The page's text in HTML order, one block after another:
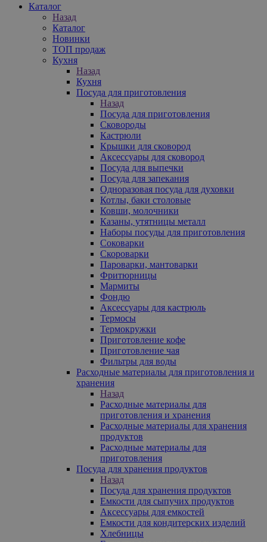
Каталог
Назад
Каталог
Новинки
ТОП продаж
Кухня
Назад
Кухня
Посуда для приготовления
Назад
Посуда для приготовления
Сковороды
Кастрюли
Крышки для сковород
Аксессуары для сковород
Посуда для выпечки
Посуда для запекания
Одноразовая посуда для духовки
Котлы, баки столовые
Ковши, молочники
Казаны, утятницы металл
Наборы посуды для приготовления
Соковарки
Скороварки
Пароварки, мантоварки
Фритюрницы
Мармиты
Фондю
Аксессуары для кастрюль
Термосы
Термокружки
Приготовление кофе
Приготовление чая
Фильтры для воды
Расходные материалы для приготовления и
хранения
Назад
Расходные материалы для
приготовления и хранения
Расходные материалы для хранения
продуктов
Расходные материалы для
приготовления
Посуда для хранения продуктов
Назад
Посуда для хранения продуктов
Емкости для сыпучих продуктов
Аксессуары для емкостей
Емкости для кондитерских изделий
Хлебницы